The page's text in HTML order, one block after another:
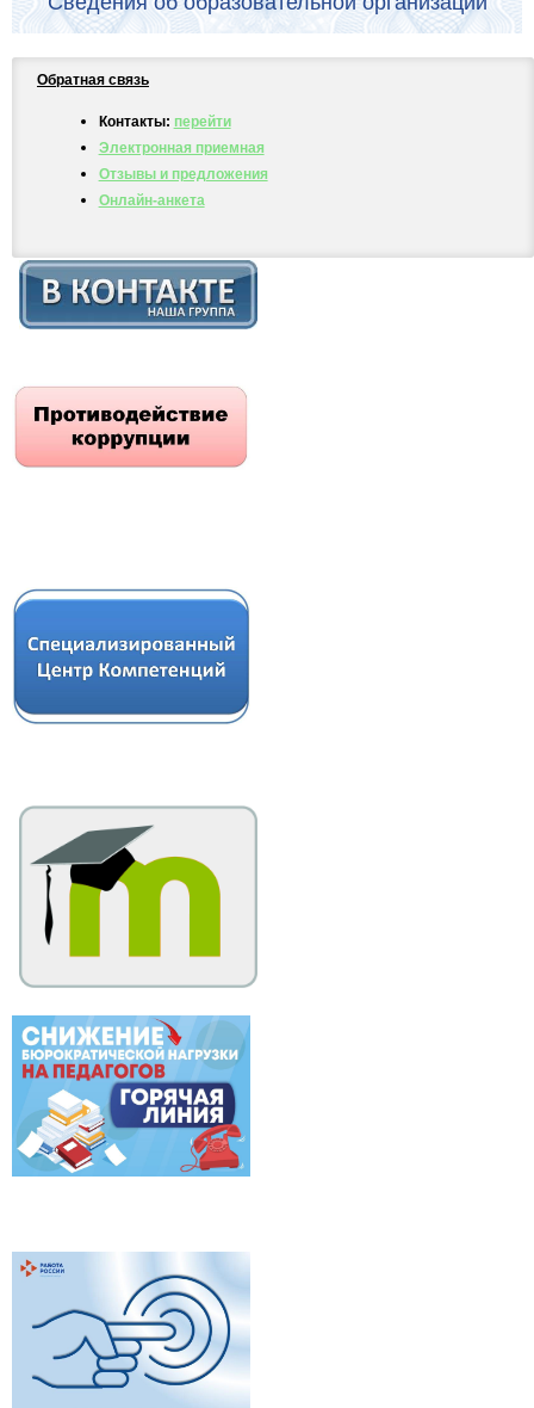
Обратная связь
Контакты: перейти
Электронная приемная
Отзывы и предложения
Онлайн-анкета